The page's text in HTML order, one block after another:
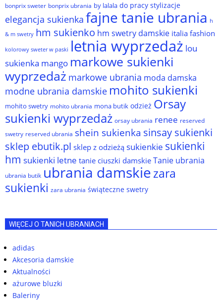
bonprix sweter bonprix ubrania by lalala do pracy stylizacje
elegancja sukienka fajne tanie ubrania h
& m swetry hm sukienko hm swetry damskie italia fashion
kolorowy sweter w paski letnia wyprzedaż lou
sukienka mango markowe sukienki
wyprzedaż markowe ubrania moda damska
modne ubrania damskie mohito sukienki
mohito swetry mohito ubrania mona butik odzież Orsay
sukienki wyprzedaż orsay ubrania renee reserved
swetry reserved ubrania shein sukienka sinsay sukienki
sklep ebutik.pl sklep z odzieżą sukienkie sukienki
hm sukienki letne tanie ciuszki damskie Tanie ubrania
ubrania butik ubrania damskiezara
sukienki zara ubrania świąteczne swetry
WIĘCEJ O TANICH UBRANIACH
adidas
Akcesoria damskie
Aktualności
ażurowe bluzki
Baleriny